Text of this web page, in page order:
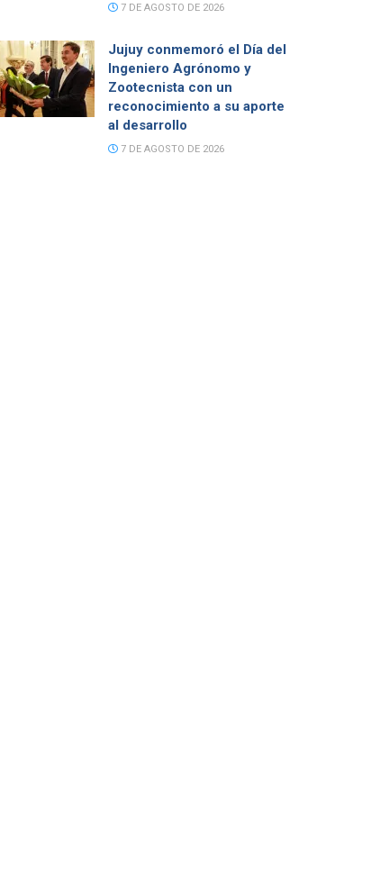
7 DE AGOSTO DE 2026
Jujuy conmemoró el Día del
Ingeniero Agrónomo y
Zootecnista con un
reconocimiento a su aporte
al desarrollo
7 DE AGOSTO DE 2026